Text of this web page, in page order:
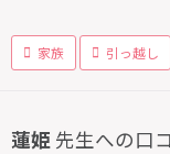
家族 引っ越し
蓮姫 先生への口